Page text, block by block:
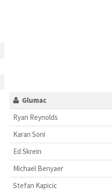
Glumac
Ryan Reynolds
Karan Soni
Ed Skrein
Michael Benyaer
Stefan Kapicic